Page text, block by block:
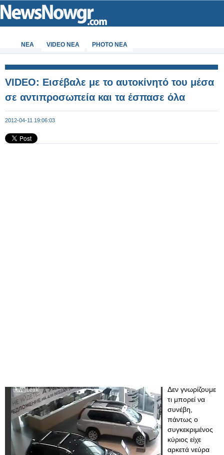
ΝΕΑ VIDEO NEA PHOTO NEA
VIDEO: Εισέβαλε με το αυτοκίνητό του μέσα
σε αντιπροσωπεία και τα έσπασε όλα
2012-04-11 19:06:03
Δεν γνωρίζουμε
τι μπορεί να
συνέβη,
πάντως ο
συγκεκριμένος
κύριος είχε
αρκετά νεύρα